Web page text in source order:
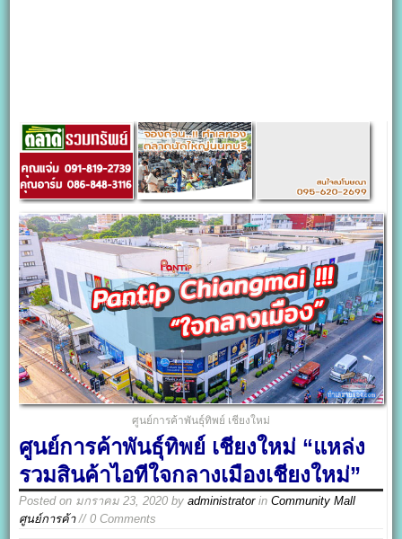
ศูนย์การค้าพันธุ์ทิพย์ เชียงใหม่
ศูนย์การค้าพันธุ์ทิพย์ เชียงใหม่ “แหล่ง
รวมสินค้าไอทีใจกลางเมืองเชียงใหม่”
Posted on มกราคม 23, 2020 byadministratorinCommunity Mall
ศูนย์การค้า// 0 Comments